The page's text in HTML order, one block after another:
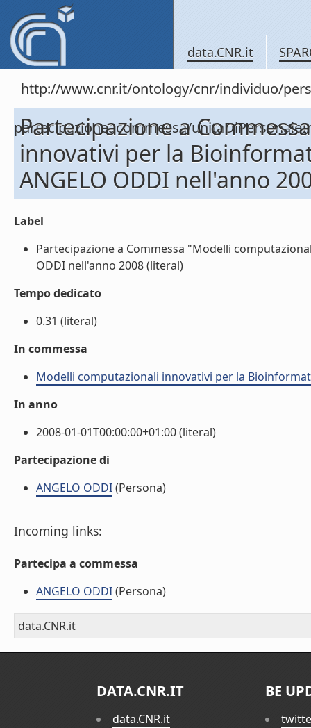
data.CNR.it
http://www.cnr.it/ontology/cnr/individuo/
partecipazioneacommessa/
Partecipazione a
innovativi per la
ANGELO ODDI nell'anno
Label
Partecipazione a Commessa "Modelli
ODDI nell'anno 2008 (literal)
Tempo dedicato
0.31 (literal)
In commessa
Modelli computazionali innovativi per la
In anno
2008-01-01T00:00:00+01:00 (literal)
Partecipazione di
ANGELO ODDI(Persona)
Incoming links:
Partecipa a commessa
ANGELO ODDI(Persona)
data.CNR.it
DATA.CNR.IT
data.CNR.it
BE